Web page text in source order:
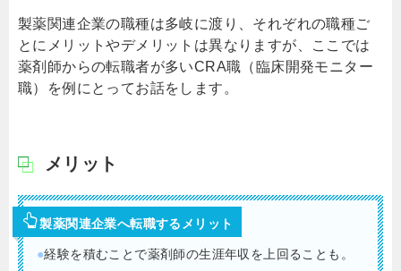
製薬関連企業の職種は多岐に渡り、それぞれの職種ご
とにメリットやデメリットは異なりますが、ここでは
薬剤師からの転職者が多いCRA職（臨床開発モニター
職）を例にとってお話をします。
メリット
製薬関連企業へ転職するメリット
●経験を積むことで薬剤師の生涯年収を上回ることも。